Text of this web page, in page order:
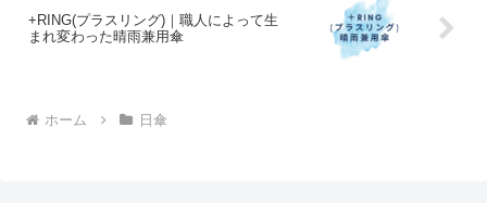
+RING(プラスリング)｜職人によって生
まれ変わった晴雨兼用傘
ホーム 日傘